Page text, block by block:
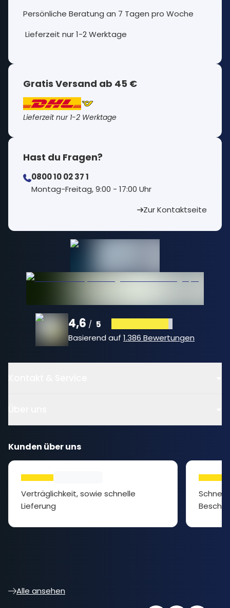
Persönliche Beratung an 7 Tagen pro Woche
Lieferzeit nur 1-2 Werktage
Gratis Versand ab 45 €
Lieferzeit nur 1-2 Werktage
Hast du Fragen?
0800 10 02 37 1
⁠Montag-Freitag, 9:00 - 17:00 Uhr
Zur Kontaktseite
4,6 / 5
Basierend auf 1.386 Bewertungen
Kunden über uns
Verträglichkeit, sowie schnelle
Lieferung
Schnelle
Alle ansehen